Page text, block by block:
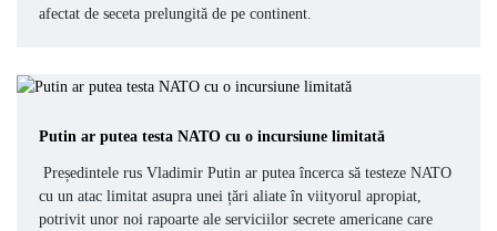
afectat de seceta prelungită de pe continent.
Putin ar putea testa NATO cu o incursiune limitată
Președintele rus Vladimir Putin ar putea încerca să testeze NATO
cu un atac limitat asupra unei țări aliate în viityorul apropiat,
potrivit unor noi rapoarte ale serviciilor secrete americane care